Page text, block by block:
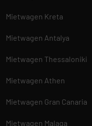
Mietwagen Kreta
Mietwagen Antalya
Mietwagen Thessaloniki
Mietwagen Athen
Mietwagen Gran Canaria
Mietwagen Malaga